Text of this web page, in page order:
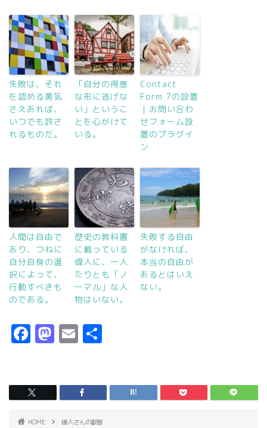
失敗は、それ
を認める勇気
さえあれば、
いつでも許さ
れるものだ。
「自分の得意
な形に逃げな
い」というこ
とを心がけて
いる。
Contact
Form 7の設置
｜お問い合わ
せフォーム設
置のプラグイ
ン
人間は自由で
あり、つねに
自分自身の選
択によって、
行動すべきも
のである。
歴史の教科書
に載っている
偉人に、一人
たりとも「ノ
ーマル」な人
物はいない。
失敗する自由
がなければ、
本当の自由が
あるとはいえ
ない。
F
e
M
t
E
l
HOME
偉人さんの叡智